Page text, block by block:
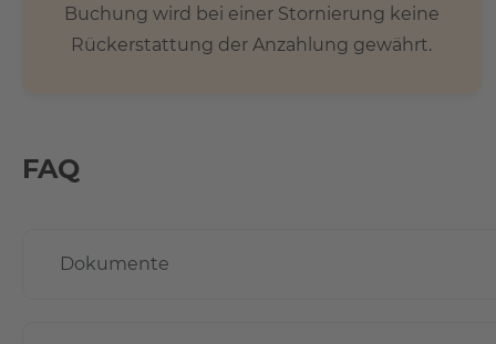
Buchung wird bei einer Stornierung keine
Rückerstattung der Anzahlung gewährt.
FAQ
Dokumente